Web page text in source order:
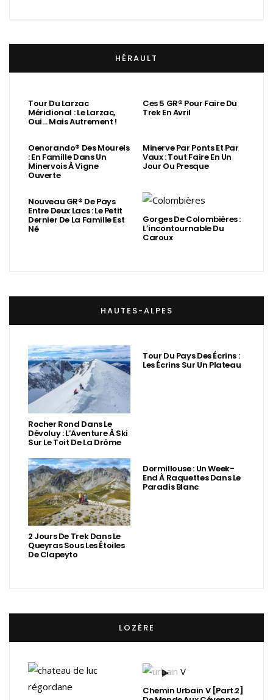
HÉRAULT
Tour Du Larzac
Méridional : Le Larzac,
Oui… Mais Autrement !
Ces 5 GR® Pour Faire Du
Trek En Avril
Oenorando® Des Mourels
: En Famille Dans Un
Minervois À Vigne
Ouverte
Minerve Par Ponts Et Par
Vaux : Tout Faire En Un
Jour Ou Presque
Nouveau GR® De Pays
Entre Deux Lacs : Le Petit
Dernier De La Famille Est
Né
Gorges De Colombières :
L’incontournable Du
Caroux
HAUTES-ALPES
Rocher Rond Dans Le
Dévoluy : L’Aventure À Ski
Sur Le Toit De La Drôme
Tour Du Pays Des Écrins :
Les Écrins Sur Un Plateau
2 Jours De Trek Dans Le
Queyras Sous Les Étoiles
De Clapeyto
Dormillouse : Un Week-
End À Raquettes Dans Le
Paradis Blanc
LOZÈRE
Chemin Urbain V [Part.2]